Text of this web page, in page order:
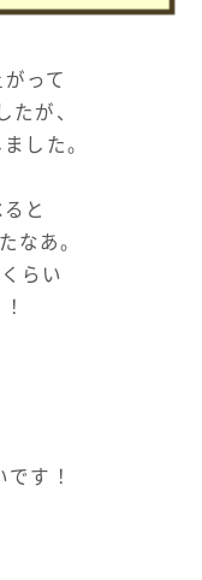
って
たが、
した。
と
なあ。
らい
す！